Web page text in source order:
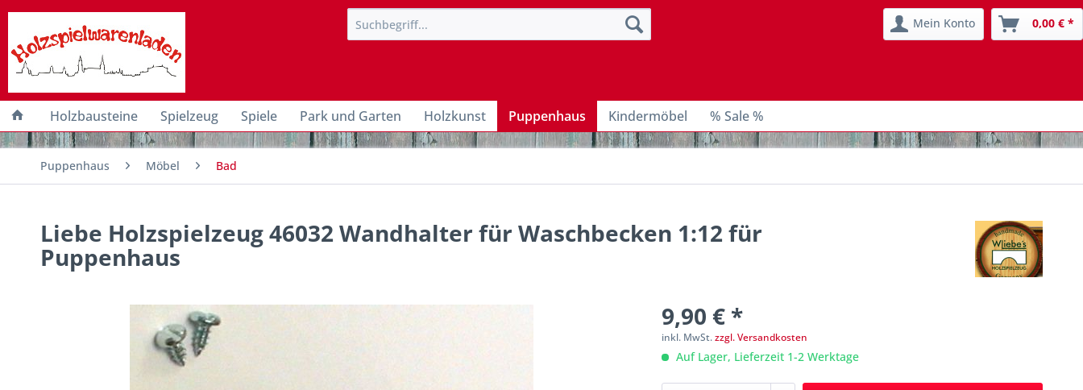
Mein Konto 0,00 € *
Holzbausteine Spielzeug Spiele Park und Garten Holzkunst Puppenhaus Kindermöbel % Sale %
Puppenhaus Möbel Bad
Liebe Holzspielzeug 46032 Wandhalter für Waschbecken 1:12 für
Puppenhaus
9,90 € *
inkl. MwSt.zzgl. Versandkosten
Auf Lager, Lieferzeit 1-2 Werktage